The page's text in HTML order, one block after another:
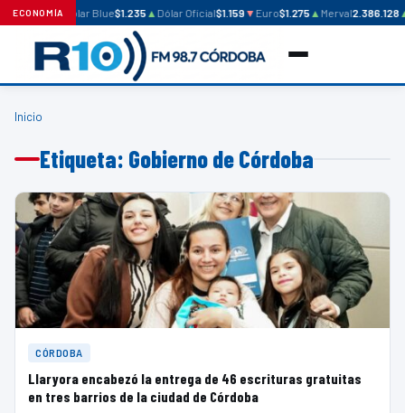
ECONOMÍADólar Blue$1.235▲ Dólar Oficial$1.159▼Euro$1.275▲ Merval2.386.128
Inicio
Etiqueta: Gobierno de Córdoba
CÓRDOBA
Llaryora encabezó la entrega de 46 escrituras gratuitas
en tres barrios de la ciudad de Córdoba